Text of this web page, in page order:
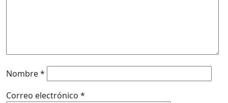
Nombre*
Correo electrónico *